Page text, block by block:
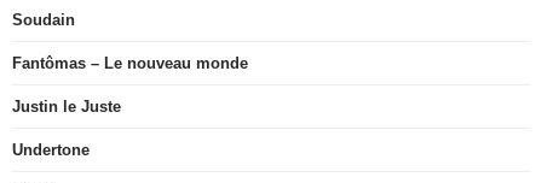
Soudain
Fantômas – Le nouveau monde
Justin le Juste
Undertone